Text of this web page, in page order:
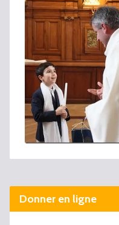
Donner en ligne